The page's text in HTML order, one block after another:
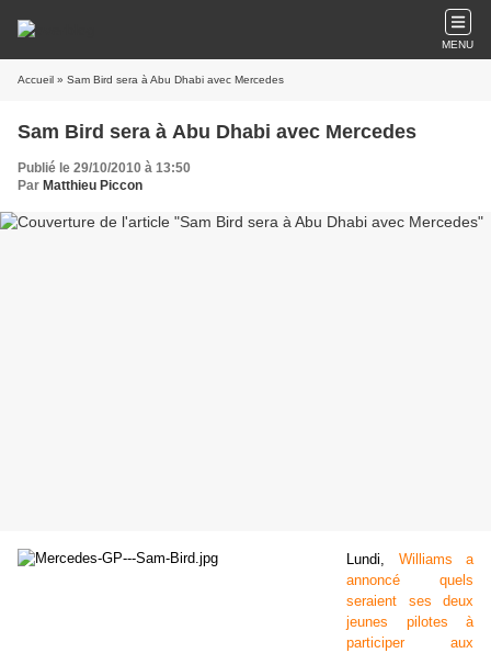
MENU
Accueil » Sam Bird sera à Abu Dhabi avec Mercedes
Sam Bird sera à Abu Dhabi avec Mercedes
Publié le 29/10/2010 à 13:50
Par Matthieu Piccon
Lundi, Williams a
annoncé quels
seraient ses deux
jeunes pilotes à
participer aux